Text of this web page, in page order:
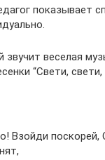
показывает
звучит веселая
“Свети, свети,
Взойди поскорей,